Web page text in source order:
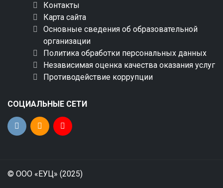
Контакты
Карта сайта
Основные сведения об образовательной
организации
Политика обработки персональных данных
Независимая оценка качества оказания услуг
Противодействие коррупции
СОЦИАЛЬНЫЕ СЕТИ
© ООО «ЕУЦ» (2025)